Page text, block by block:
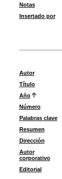
Notas
Insertado por
Autor
Título
Año
Número
Palabras clave
Resumen
Dirección
Autor
corporativo
Editorial